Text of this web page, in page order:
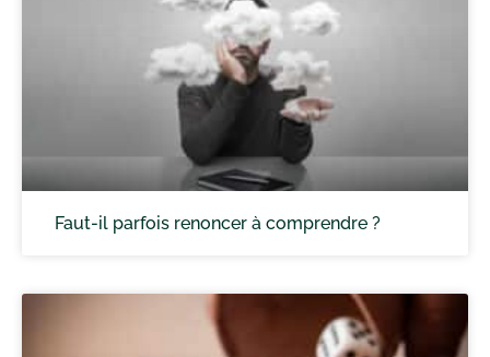
Faut-il parfois renoncer à comprendre ?